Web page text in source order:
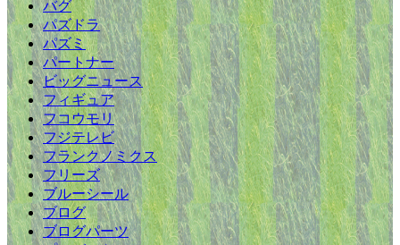
バグ
パズドラ
パズミ
パートナー
ビッグニュース
フィギュア
フコウモリ
フジテレビ
フランクノミクス
フリーズ
ブルーシール
ブログ
ブログパーツ